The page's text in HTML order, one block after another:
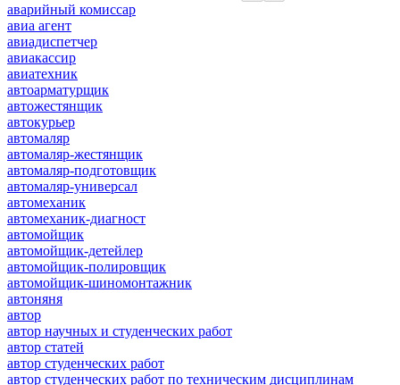
аварийный комиссар
авиа агент
авиадиспетчер
авиакассир
авиатехник
автоарматурщик
автожестянщик
автокурьер
автомаляр
автомаляр-жестянщик
автомаляр-подготовщик
автомаляр-универсал
автомеханик
автомеханик-диагност
автомойщик
автомойщик-детейлер
автомойщик-полировщик
автомойщик-шиномонтажник
автоняня
автор
автор научных и студенческих работ
автор статей
автор студенческих работ
автор студенческих работ по техническим дисциплинам